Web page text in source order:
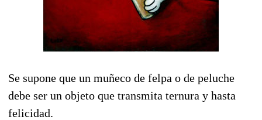
Se supone que un muñeco de felpa o de peluche
debe ser un objeto que transmita ternura y hasta
felicidad.